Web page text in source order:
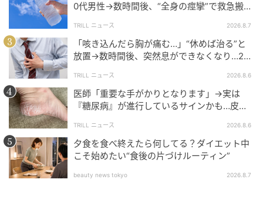
0代男性→数時間後、“全身の痙攣”で救急搬送
TRILL ニュース 2026.8.7
「咳き込んだら胸が痛む…」“休めば治る”と
放置→数時間後、突然息ができなくなり…20
TRILL ニュース 2026.8.6
医師「重要な手がかりとなります」→実は
『糖尿病』が進行しているサインかも…皮膚
TRILL ニュース 2026.8.6
夕食を食べ終えたら何してる？ダイエット中
こそ始めたい“食後の片づけルーティン”
beauty news tokyo 2026.8.7